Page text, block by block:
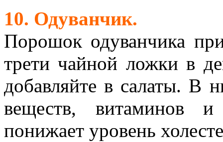
10. Одуванчик.
Порошок одуванчика
трети чайной ложки в
добавляйте в салаты. В
веществ, витаминов и
понижает уровень